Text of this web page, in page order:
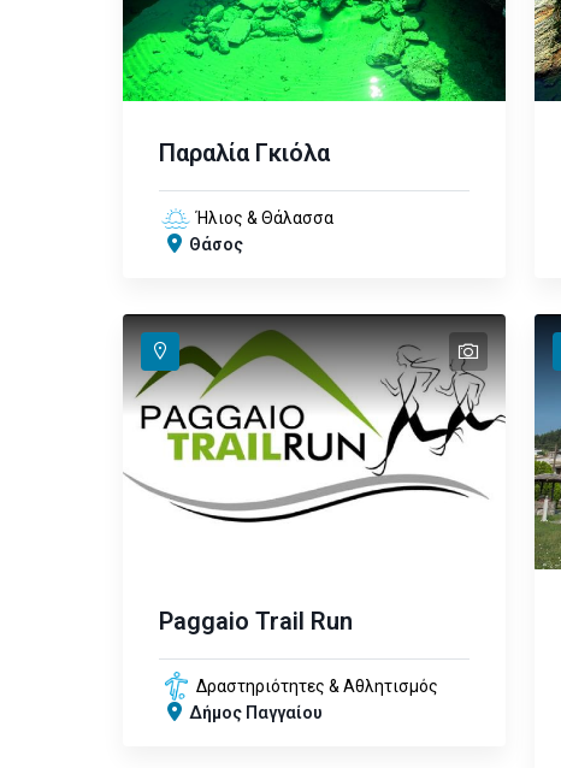
Παραλία Γκιόλα
Ήλιος & Θάλασσα
Θάσος
text
text
text
text
Paggaio Trail Run
Δραστηριότητες & Αθλητισμός
Δήμος Παγγαίου